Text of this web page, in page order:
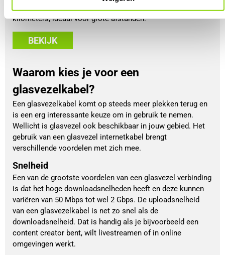
glasvezelkabel dezelfde snelheid over tot tientallen
kilometers, ideaal voor grote afstanden.
BEKIJK
Waarom kies je voor een
glasvezelkabel?
Een glasvezelkabel komt op steeds meer plekken terug en
is een erg interessante keuze om in gebruik te nemen.
Wellicht is glasvezel ook beschikbaar in jouw gebied. Het
gebruik van een glasvezel internetkabel brengt
verschillende voordelen met zich mee.
Snelheid
Een van de grootste voordelen van een glasvezel verbinding
is dat het hoge downloadsnelheden heeft en deze kunnen
variëren van 50 Mbps tot wel 2 Gbps. De uploadsnelheid
van een glasvezelkabel is net zo snel als de
downloadsnelheid. Dat is handig als je bijvoorbeeld een
content creator bent, wilt livestreamen of in online
omgevingen werkt.